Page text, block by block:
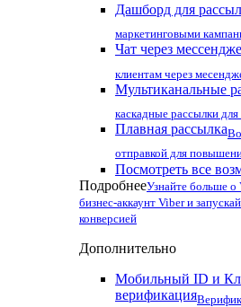
Дашборд для
маркетинговыми
Чат через
клиентам через
Мультиканальные
каскадные рассылки
Плавная рассылка
отправкой для
Посмотреть все
ПодробнееУзнайте больше о
бизнес-аккаунт Viber и
конверсией
Дополнительно
Мобильный ID и
верификация